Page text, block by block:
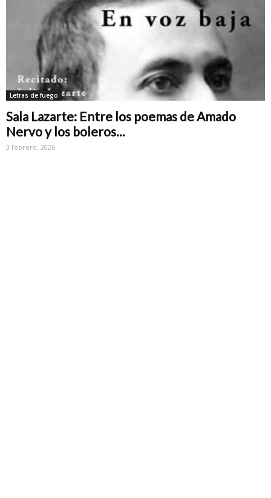
Letras de fuego
Sala Lazarte: Entre los poemas de Amado
Nervo y los boleros...
3 febrero, 2026